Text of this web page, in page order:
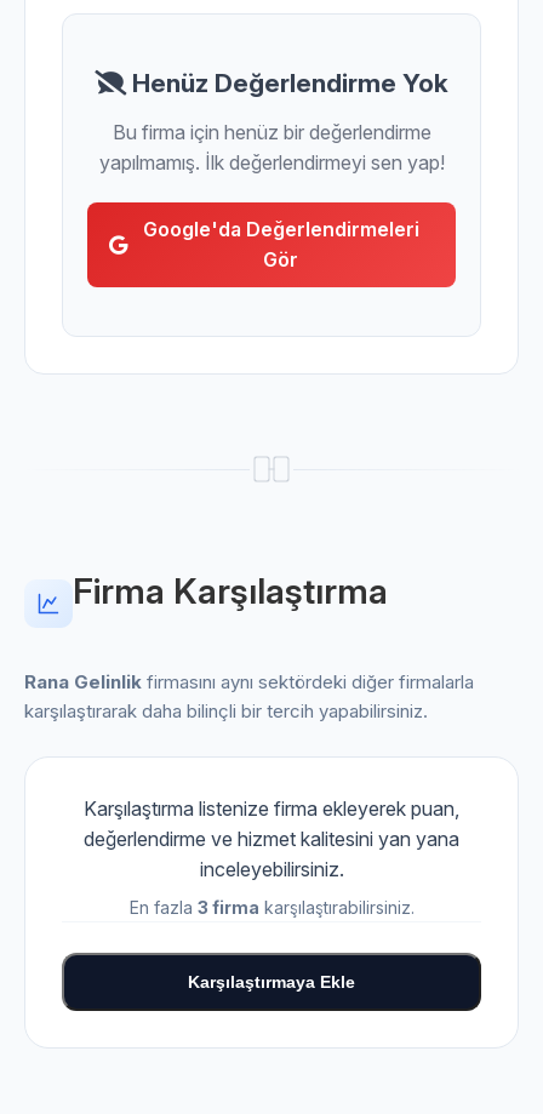
Henüz Değerlendirme Yok
Bu firma için henüz bir değerlendirme
yapılmamış. İlk değerlendirmeyi sen yap!
Google'da Değerlendirmeleri
Gör
Firma Karşılaştırma
Rana Gelinlik firmasını aynı sektördeki diğer firmalarla
karşılaştırarak daha bilinçli bir tercih yapabilirsiniz.
Karşılaştırma listenize firma ekleyerek puan,
değerlendirme ve hizmet kalitesini yan yana
inceleyebilirsiniz.
En fazla 3 firma karşılaştırabilirsiniz.
Karşılaştırmaya Ekle